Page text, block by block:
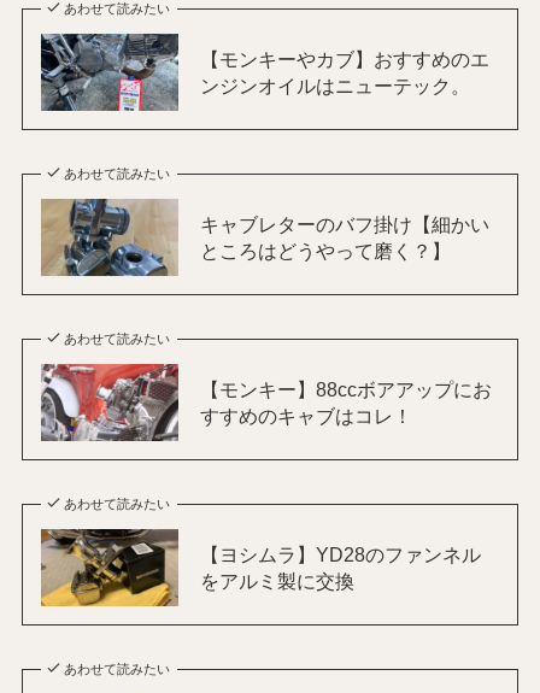
あわせて読みたい
【モンキーやカブ】おすすめのエ
ンジンオイルはニューテック。
あわせて読みたい
キャブレターのバフ掛け【細かい
ところはどうやって磨く？】
あわせて読みたい
【モンキー】88ccボアアップにお
すすめのキャブはコレ！
あわせて読みたい
【ヨシムラ】YD28のファンネル
をアルミ製に交換
あわせて読みたい